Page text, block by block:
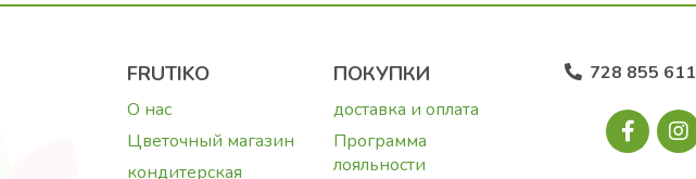
728 855 611
FRUTIKO
О нас
Цветочный магазин
кондитерская
ПОКУПКИ
доставка и оплата
Программа
лояльности